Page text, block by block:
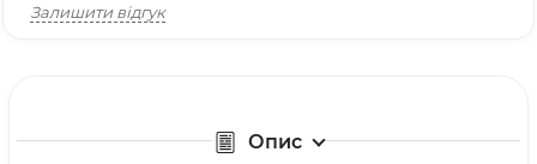
Залишити відгук
Опис